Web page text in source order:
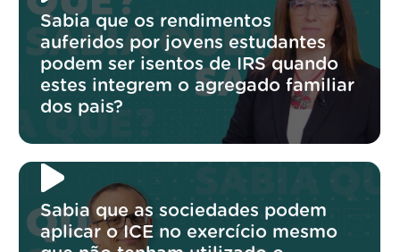
Sabia que os rendimentos
auferidos por jovens estudantes
podem ser isentos de IRS quando
estes integrem o agregado familiar
dos pais?
Sabia que as sociedades podem
aplicar o ICE no exercício mesmo